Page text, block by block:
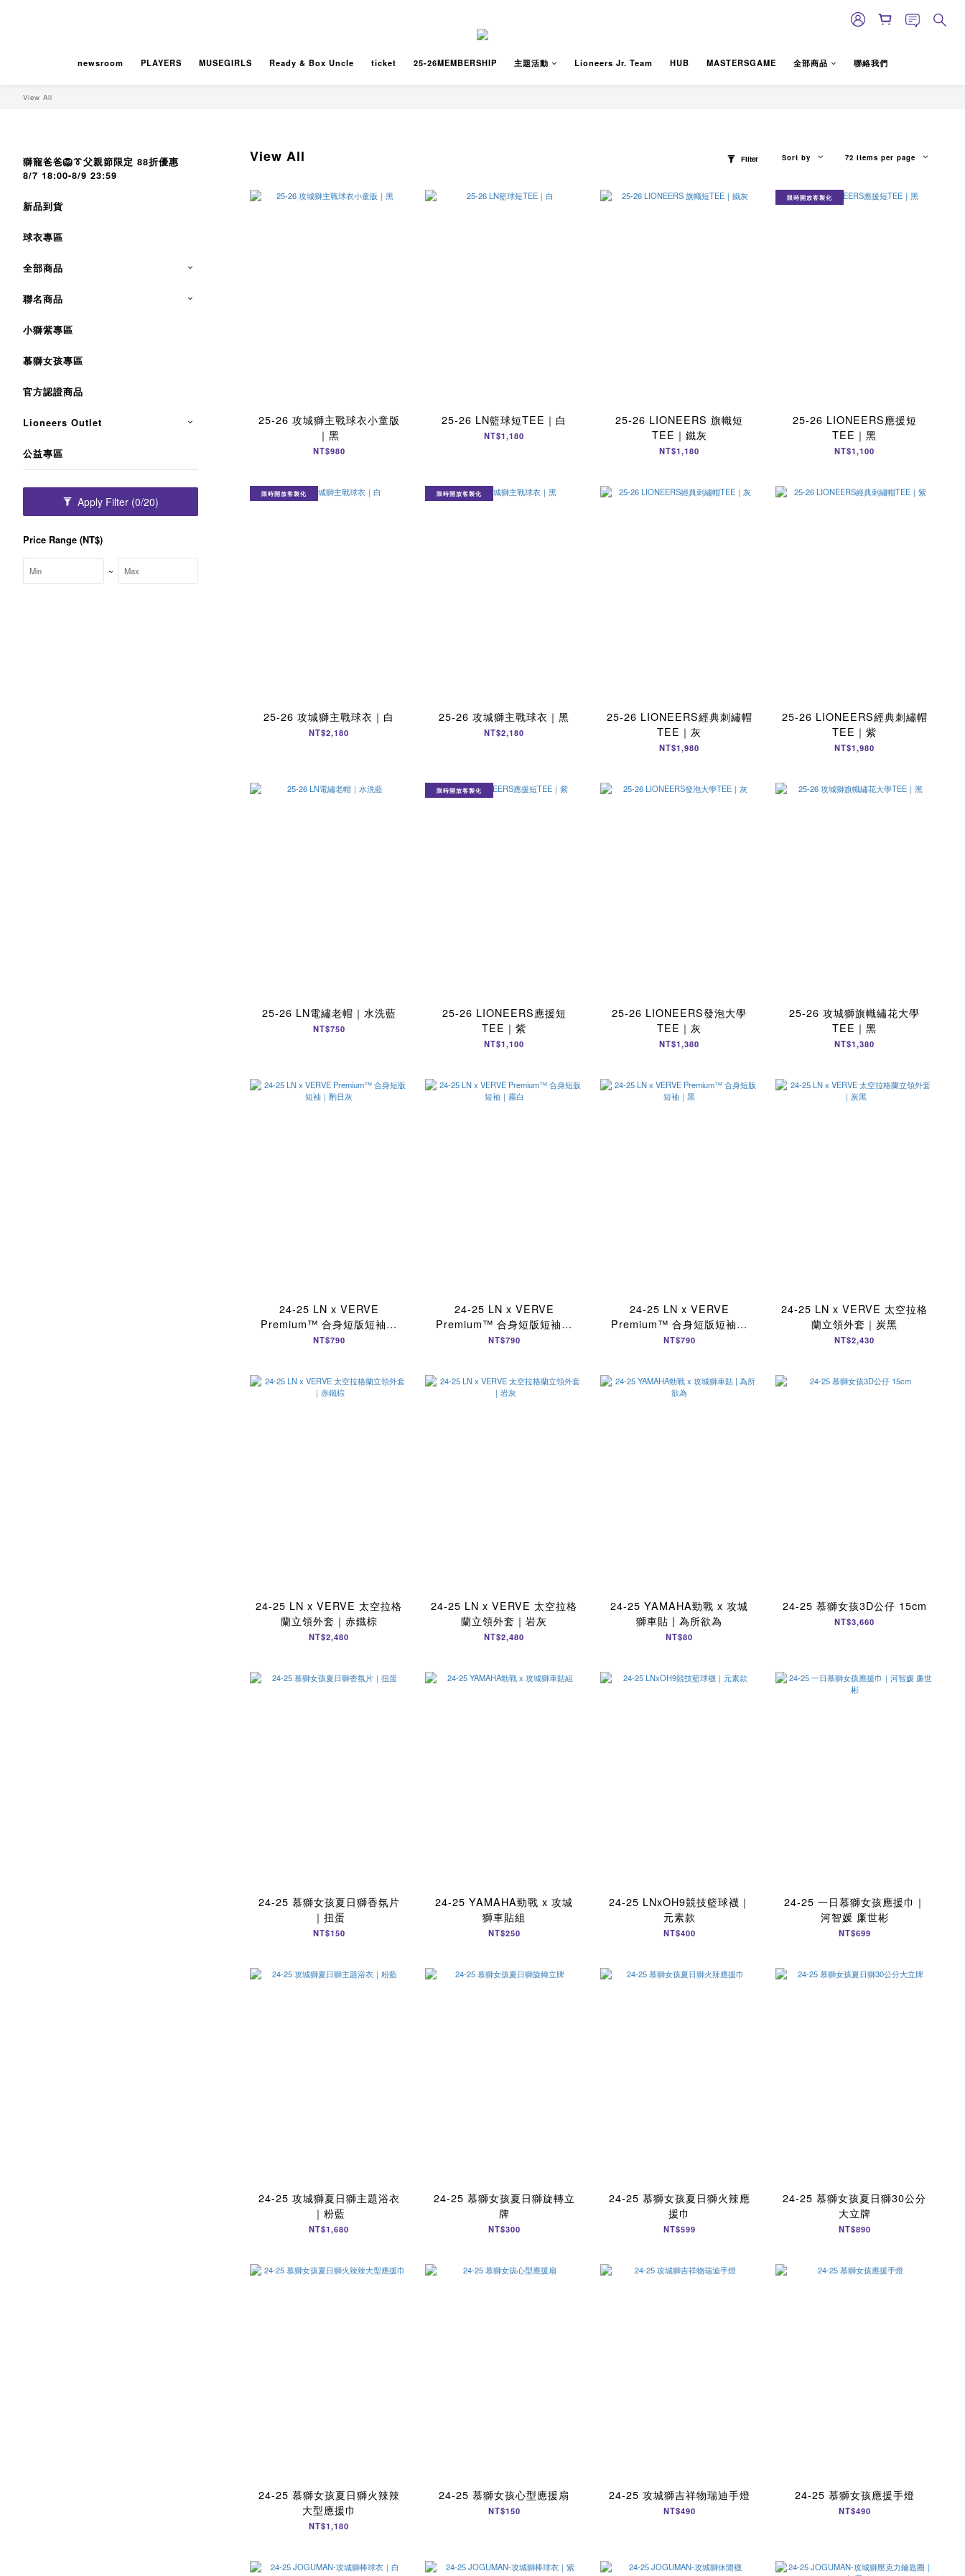
newsroom PLAYERS MUSEGIRLS Ready & Box Uncle ticket 25-26MEMBERSHIP 主題活動 Lioneers Jr. Team HUB MASTERSGAME 全部商品 聯絡我們
View All
獅寵爸爸🦁👔父親節限定 88折優惠
8/7 18:00-8/9 23:59
新品到貨
球衣專區
全部商品
聯名商品
小獅紫專區
慕獅女孩專區
官方認證商品
Lioneers Outlet
公益專區
Apply Filter (0/20)
Price Range (NT$)
~
View All Filter Sort by 72 Items per page
25-26 攻城獅主戰球衣小童版
｜黑
NT$980
25-26 LN籃球短TEE｜白
NT$1,180
25-26 LIONEERS 旗幟短
TEE｜鐵灰
NT$1,180
限時開放客製化
25-26 LIONEERS應援短
TEE｜黑
NT$1,100
限時開放客製化
25-26 攻城獅主戰球衣｜白
NT$2,180
限時開放客製化
25-26 攻城獅主戰球衣｜黑
NT$2,180
25-26 LIONEERS經典刺繡帽
TEE｜灰
NT$1,980
25-26 LIONEERS經典刺繡帽
TEE｜紫
NT$1,980
25-26 LN電繡老帽｜水洗藍
NT$750
限時開放客製化
25-26 LIONEERS應援短
TEE｜紫
NT$1,100
25-26 LIONEERS發泡大學
TEE｜灰
NT$1,380
25-26 攻城獅旗幟繡花大學
TEE｜黑
NT$1,380
24-25 LN x VERVE
Premium™ 合身短版短袖｜
酌日灰
NT$790
24-25 LN x VERVE
Premium™ 合身短版短袖｜
霧白
NT$790
24-25 LN x VERVE
Premium™ 合身短版短袖｜
黑
NT$790
24-25 LN x VERVE 太空拉格
蘭立領外套｜炭黑
NT$2,430
24-25 LN x VERVE 太空拉格
蘭立領外套｜赤鐵棕
NT$2,480
24-25 LN x VERVE 太空拉格
蘭立領外套｜岩灰
NT$2,480
24-25 YAMAHA勁戰 x 攻城
獅車貼 | 為所欲為
NT$80
24-25 慕獅女孩3D公仔 15cm
NT$3,660
24-25 慕獅女孩夏日獅香氛片
｜扭蛋
NT$150
24-25 YAMAHA勁戰 x 攻城
獅車貼組
NT$250
24-25 LNxOH9競技籃球襪｜
元素款
NT$400
24-25 一日慕獅女孩應援巾｜
河智媛 廉世彬
NT$699
24-25 攻城獅夏日獅主題浴衣
｜粉藍
NT$1,680
24-25 慕獅女孩夏日獅旋轉立
牌
NT$300
24-25 慕獅女孩夏日獅火辣應
援巾
NT$599
24-25 慕獅女孩夏日獅30公分
大立牌
NT$890
24-25 慕獅女孩夏日獅火辣辣
大型應援巾
NT$1,180
24-25 慕獅女孩心型應援扇
NT$150
24-25 攻城獅吉祥物瑞迪手燈
NT$490
24-25 慕獅女孩應援手燈
NT$490